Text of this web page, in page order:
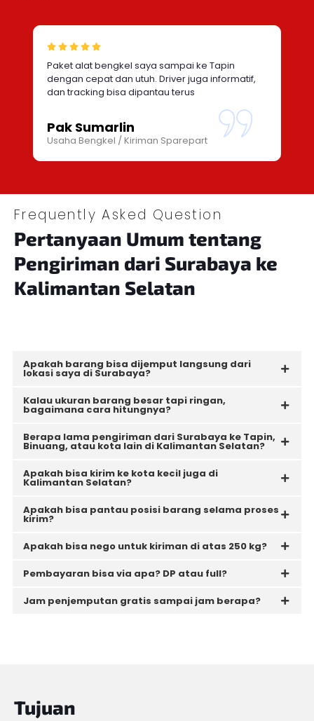
Paket alat bengkel saya sampai ke Tapin
dengan cepat dan utuh. Driver juga informatif,
dan tracking bisa dipantau terus
Pak Sumarlin
Usaha Bengkel / Kiriman Sparepart
Frequently Asked Question
Pertanyaan Umum tentang
Pengiriman dari Surabaya ke
Kalimantan Selatan
Apakah barang bisa dijemput langsung dari
lokasi saya di Surabaya?
Kalau ukuran barang besar tapi ringan,
bagaimana cara hitungnya?
Berapa lama pengiriman dari Surabaya ke Tapin,
Binuang, atau kota lain di Kalimantan Selatan?
Apakah bisa kirim ke kota kecil juga di
Kalimantan Selatan?
Apakah bisa pantau posisi barang selama proses
kirim?
Apakah bisa nego untuk kiriman di atas 250 kg?
Pembayaran bisa via apa? DP atau full?
Jam penjemputan gratis sampai jam berapa?
Tujuan